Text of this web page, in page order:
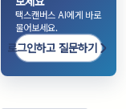
택스캔버스 AI에게 바로
물어보세요.
로그인하고 질문하기